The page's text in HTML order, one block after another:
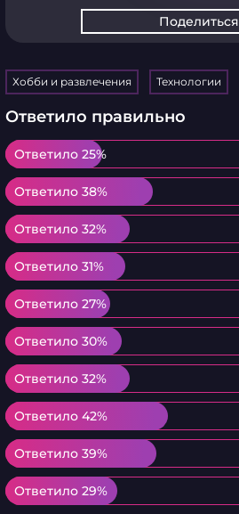
Поделиться
Хобби и развлечения Технологии
Ответило правильно
Ответило 25%
Ответило 25%
Ответило 38%
Ответило 38%
Ответило 32%
Ответило 32%
Ответило 31%
Ответило 31%
Ответило 27%
Ответило 27%
Ответило 30%
Ответило 30%
Ответило 32%
Ответило 32%
Ответило 42%
Ответило 42%
Ответило 39%
Ответило 39%
Ответило 29%
Ответило 29%